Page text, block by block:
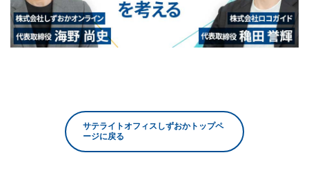
サテライトオフィスしずおかトップペ
ージに戻る